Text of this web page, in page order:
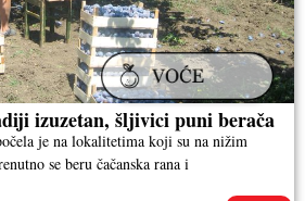
izuzetan, šljivici puni berača
je na lokalitetima koji su na nižim
se beru čačanska rana i